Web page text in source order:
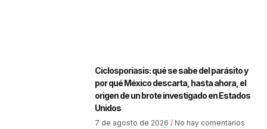
Ciclosporiasis: qué se sabe del parásito y
por qué México descarta, hasta ahora, el
origen de un brote investigado en Estados
Unidos
7 de agosto de 2026 No hay comentarios